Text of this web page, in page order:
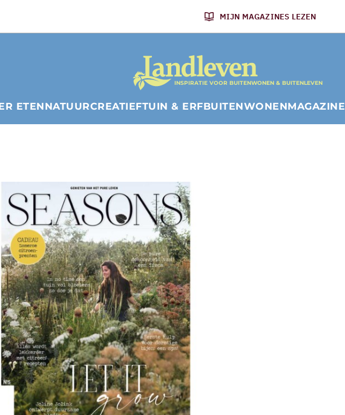
MIJN MAGAZINES LEZEN
INSPIRATIE VOOR BUITENWONEN & BUITENLEVEN
ETENNATUURCREATIEFTUIN & ERFBUITENWONENMAGAZINE